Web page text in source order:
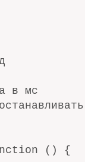
в мс
() {